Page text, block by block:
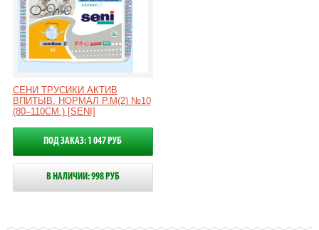
СЕНИ ТРУСИКИ АКТИВ
ВПИТЫВ. НОРМАЛ Р.M(2) №10
(80–110СМ.) [SENI]
ПОД ЗАКАЗ: 1 047 РУБ
В НАЛИЧИИ: 998 РУБ